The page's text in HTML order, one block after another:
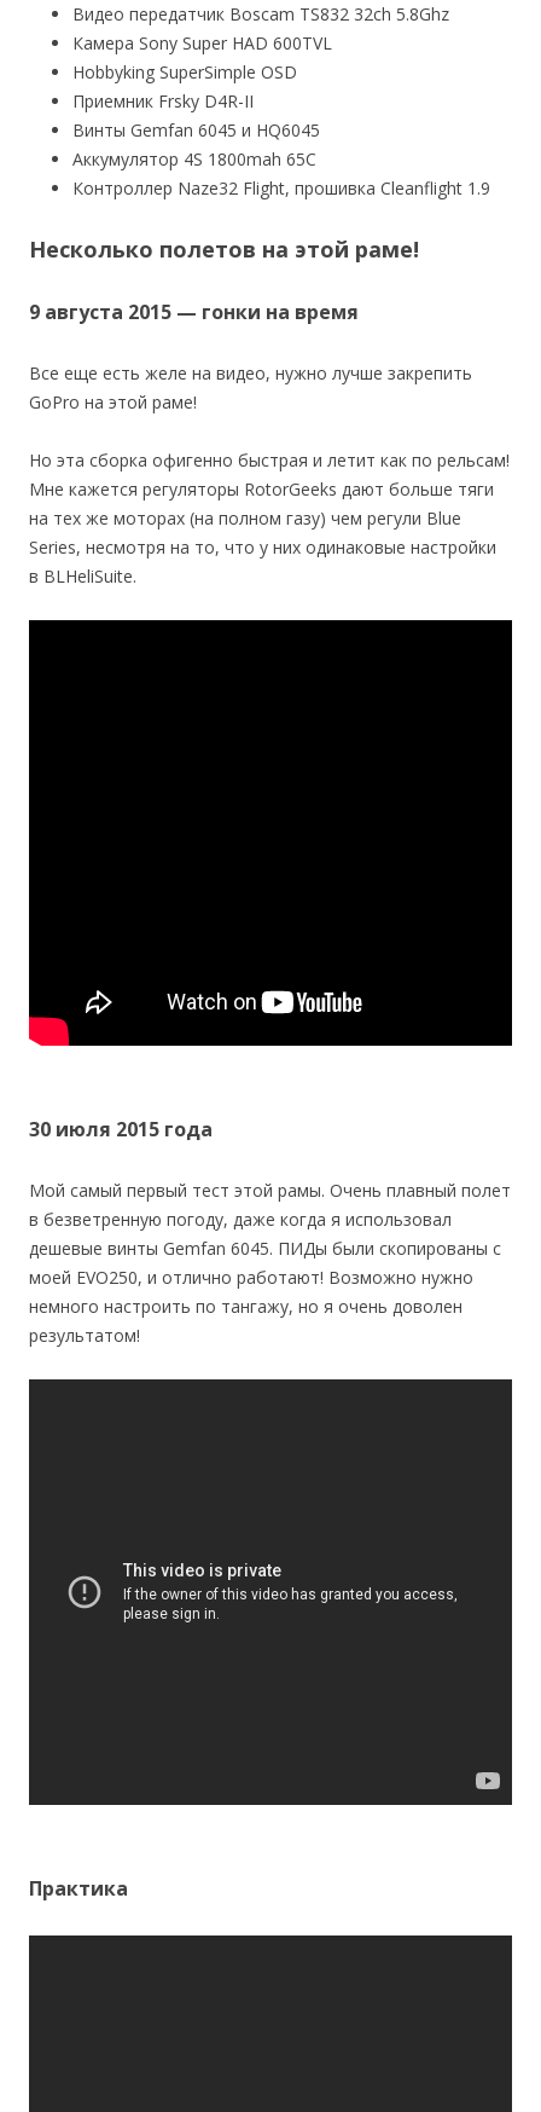
Видео передатчик Boscam TS832 32ch 5.8Ghz
Камера Sony Super HAD 600TVL
Hobbyking SuperSimple OSD
Приемник Frsky D4R-II
Винты Gemfan 6045 и HQ6045
Аккумулятор 4S 1800mah 65C
Контроллер Naze32 Flight, прошивка Cleanflight 1.9
Несколько полетов на этой раме!
9 августа 2015 — гонки на время
Все еще есть желе на видео, нужно лучше закрепить
GoPro на этой раме!
Но эта сборка офигенно быстрая и летит как по рельсам!
Мне кажется регуляторы RotorGeeks дают больше тяги
на тех же моторах (на полном газу) чем регули Blue
Series, несмотря на то, что у них одинаковые настройки
в BLHeliSuite.
30 июля 2015 года
Мой самый первый тест этой рамы. Очень плавный полет
в безветренную погоду, даже когда я использовал
дешевые винты Gemfan 6045. ПИДы были скопированы с
моей EVO250, и отлично работают! Возможно нужно
немного настроить по тангажу, но я очень доволен
результатом!
Практика